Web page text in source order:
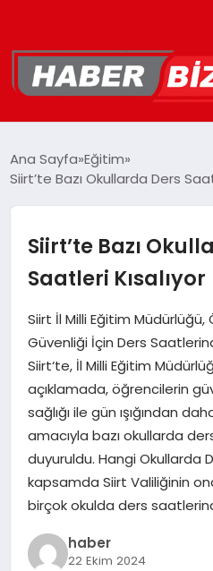
EKONOMI
EĞITIM
MAGAZIN
SPOR
TEKNOLOJI
Ana Sayfa Eğitim
Siirt’te Bazı Okullarda Ders
Siirt’te Bazı
Saatleri Kısalıyor
Siirt İl Milli Eğitim Müdürlüğü,
Güvenliği İçin Ders
Siirt‘te, İl Milli Eğitim
açıklamada, öğrencilerin
sağlığı ile gün ışığından
amacıyla bazı okullarda
duyuruldu. Hangi Okullarda
kapsamda Siirt Valiliğinin
birçok okulda ders
haber
22 Ekim 2024